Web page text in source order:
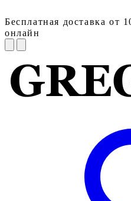
Бесплатная доставка от
онлайн